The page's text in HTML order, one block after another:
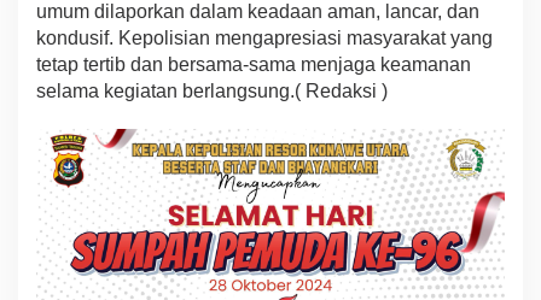
umum dilaporkan dalam keadaan aman, lancar, dan
kondusif. Kepolisian mengapresiasi masyarakat yang
tetap tertib dan bersama-sama menjaga keamanan
selama kegiatan berlangsung.( Redaksi )